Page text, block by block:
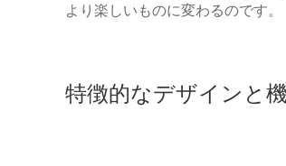
より楽しいものに変わるのです。
特徴的なデザインと